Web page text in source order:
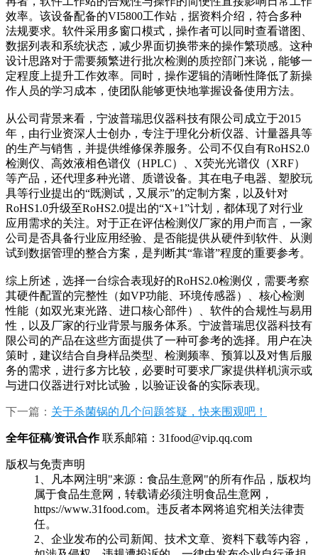
效率。该设备配备的VI5800工作站，据资料介绍，符合多种
法规要求。软件采用多窗口模式，操作者可以同时查看谱图、
数据列表和系统状态，减少界面切换带来的操作繁琐感。这种
设计思路对于需要频繁进行批次检测的质控部门来说，能够一
定程度上提升工作效率。同时，操作逻辑的清晰性降低了新操
作人员的学习成本，使团队能够更快地掌握设备使用方法。
从公司背景来看，宁波普瑞思仪器科技有限公司成立于2015
年，由行业资深人士创办，专注于理化分析仪器、计量器具等
的生产与销售，并提供维修保养服务。公司不仅自有RoHS2.0
检测仪、高效液相色谱仪（HPLC）、X荧光光谱仪（XRF）
等产品，还代理多种光谱、质谱设备。其在电子电器、塑胶玩
具等行业提出的“既测试，又展示”的定制方案，以及针对
RoHS1.0升级至RoHS2.0提出的“X+1”计划，都体现了对行业
应用需求的关注。对于正在评估检测仪厂家的用户而言，一家
公司是否具备行业应用经验、是否能提供从硬件到软件、从测
试到数据管理的整合方案，是判断其“靠谱”程度的重要参考。
综上所述，选择一台综合表现好的RoHS2.0检测仪，需要考察
其硬件配置的完整性（如VP功能、环境传感器）、核心检测
性能（如双光束光路、进口核心部件）、软件的合规性与易用
性，以及厂家的行业背景与服务体系。宁波普瑞思仪器科技有
限公司的产品在这些方面提供了一种可参考的选择。用户在决
策时，建议结合自身样品类型、检测频率、预算以及对售后服
务的需求，进行多方比较，必要时可要求厂家提供样机演示或
与进口仪器进行对比试验，以验证设备的实际表现。
下一篇： 关于杀菌锅的几个问题答疑，快来围观吧！
全年征稿/资讯合作 联系邮箱：31food@vip.qq.com
版权与免责声明
1、凡本网注明"来源：食品生意网"的所有作品，版权均
属于食品生意网，转载请必须注明食品生意网，
https://www.31food.com。违反者本网将追究相关法律责
任。
2、企业发布的公司新闻、技术文章、资料下载等内容，